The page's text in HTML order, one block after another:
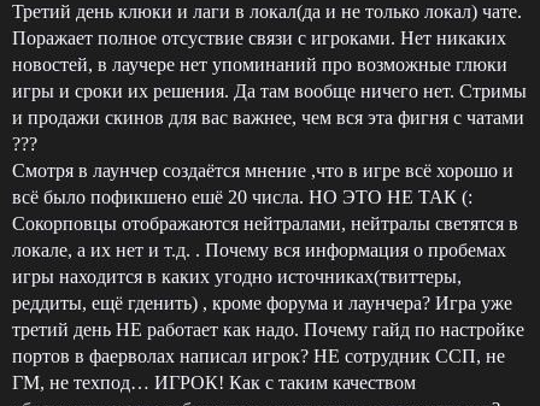
Третий день клюки и лаги в локал(да и не только локал) чате.
Поражает полное отсуствие связи с игроками. Нет никаких
новостей, в лаучере нет упоминаний про возможные глюки
игры и сроки их решения. Да там вообще ничего нет. Стримы
и продажи скинов для вас важнее, чем вся эта фигня с чатами
???
Смотря в лаунчер создаётся мнение ,что в игре всё хорошо и
всё было пофикшено ешё 20 числа. НО ЭТО НЕ ТАК (:
Сокорповцы отображаются нейтралами, нейтралы светятся в
локале, а их нет и т.д. . Почему вся информация о пробемах
игры находится в каких угодно источниках(твиттеры,
реддиты, ещё гденить) , кроме форума и лаунчера? Игра уже
третий день НЕ работает как надо. Почему гайд по настройке
портов в фаерволах написал игрок? НЕ сотрудник ССП, не
ГМ, не техпод… ИГРОК! Как с таким качеством